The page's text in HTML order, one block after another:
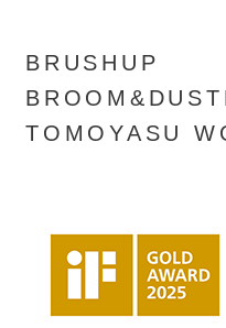
BRUSHUP
TOMOYASU